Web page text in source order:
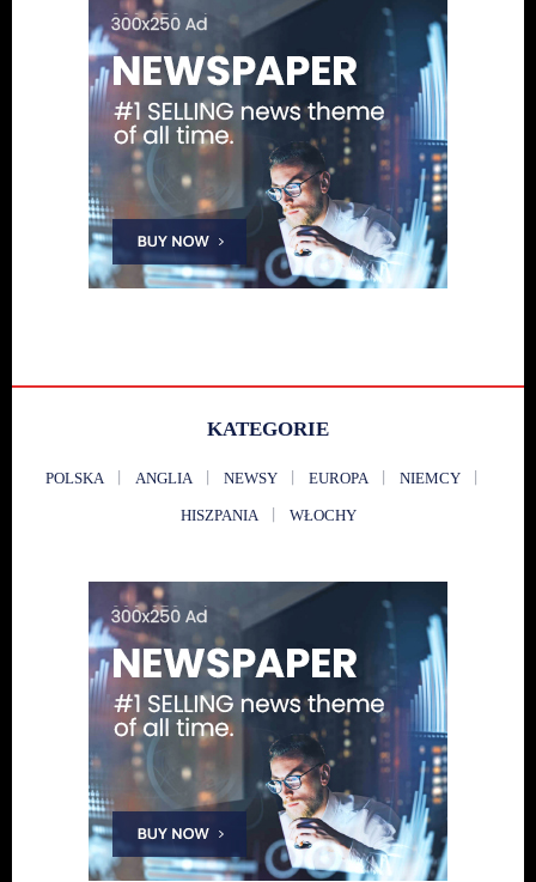
KATEGORIE
POLSKA ANGLIA NEWSY EUROPA NIEMCY
HISZPANIA WŁOCHY